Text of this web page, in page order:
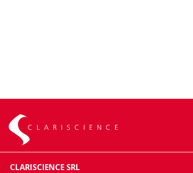
CLARISCIENCE SRL